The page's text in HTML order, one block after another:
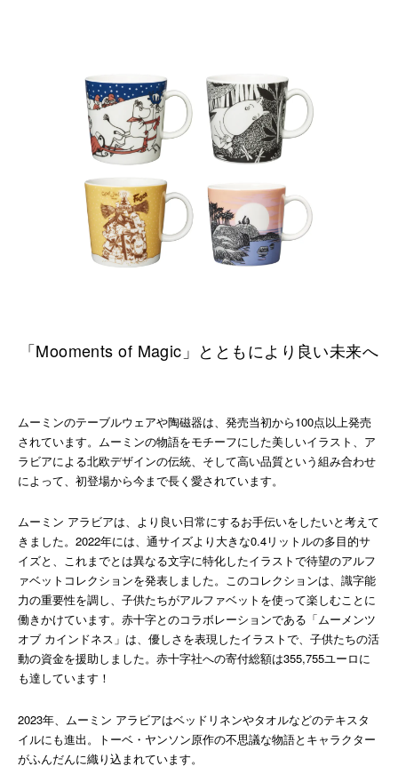
「Mooments of Magic」とともにより良い未来へ
ムーミンのテーブルウェアや陶磁器は、発売当初から100点以上発売
されています。ムーミンの物語をモチーフにした美しいイラスト、ア
ラビアによる北欧デザインの伝統、そして高い品質という組み合わせ
によって、初登場から今まで長く愛されています。
ムーミン アラビアは、より良い日常にするお手伝いをしたいと考えて
きました。2022年には、通サイズより大きな0.4リットルの多目的サ
イズと、これまでとは異なる文字に特化したイラストで待望のアルフ
ァベットコレクションを発表しました。このコレクションは、識字能
力の重要性を調し、子供たちがアルファベットを使って楽しむことに
働きかけています。赤十字とのコラボレーションである「ムーメンツ
オブ カインドネス」は、優しさを表現したイラストで、子供たちの活
動の資金を援助しました。赤十字社への寄付総額は355,755ユーロに
も達しています！
2023年、ムーミン アラビアはベッドリネンやタオルなどのテキスタ
イルにも進出。トーベ・ヤンソン原作の不思議な物語とキャラクター
がふんだんに織り込まれています。